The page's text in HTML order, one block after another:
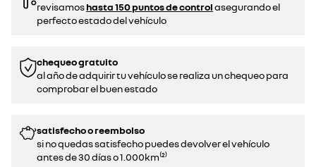
revisamoshasta 150 puntos de controlasegurando el
perfecto estado del vehículo
chequeo gratuito
al año de adquirir tu vehículo se realiza un chequeo para
comprobar el buen estado​​
satisfecho o reembolso
si no quedas satisfecho puedes devolver el vehículo
antes de 30 días o 1.000km⁽²⁾